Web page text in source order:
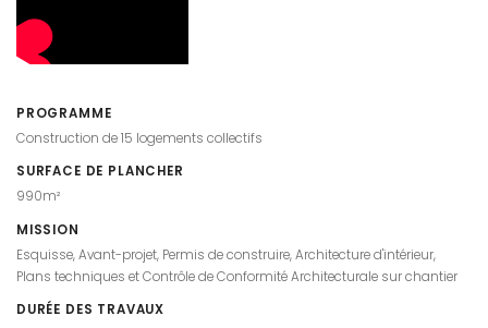
PROGRAMME
Construction de 15 logements collectifs
SURFACE DE PLANCHER
990m²
MISSION
Esquisse, Avant-projet, Permis de construire, Architecture d'intérieur,
Plans techniques et Contrôle de Conformité Architecturale sur chantier
DURÉE DES TRAVAUX